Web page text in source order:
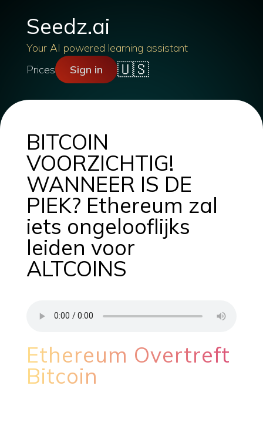
Seedz.ai
Your AI powered learning assistant
Prices
Sign in 🇺🇸
BITCOIN
VOORZICHTIG!
WANNEER IS DE
PIEK? Ethereum zal
iets ongelooflijks
leiden voor
ALTCOINS
Ethereum Overtreft
Bitcoin